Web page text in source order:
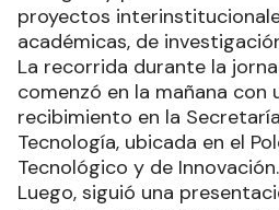
proyectos
académicas, de
La recorrida durante la
comenzó en la mañana con
recibimiento en la
Tecnología, ubicada en el
Tecnológico y de Innovación.
Luego, siguió una